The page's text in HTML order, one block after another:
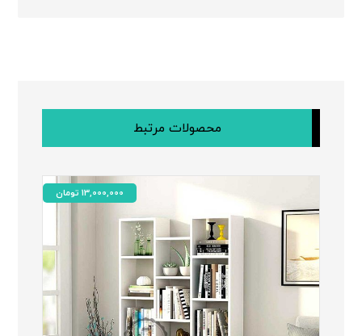
محصولات مرتبط
13,000,000 تومان